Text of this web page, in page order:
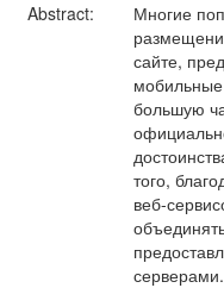
Abstract:
Многие
сайте,
большую
того,
веб-
серверами.